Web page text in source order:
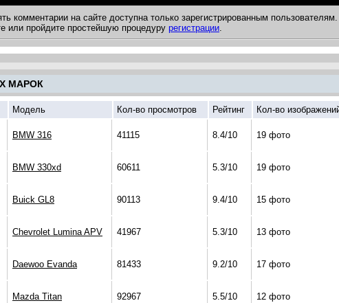
комментарии на сайте доступна только зарегистрированным пользователям.
или пройдите простейшую процедуру регистрации.
МАРОК
Модель Кол-во просмотров Рейтинг Кол-во
BMW 316 41115 8.4/10 19 фото
BMW 330xd 60611 5.3/10 19 фото
Buick GL8 90113 9.4/10 15 фото
Chevrolet Lumina APV 41967 5.3/10 13 фото
Daewoo Evanda 81433 9.2/10 17 фото
Mazda Titan 92967 5.5/10 12 фото